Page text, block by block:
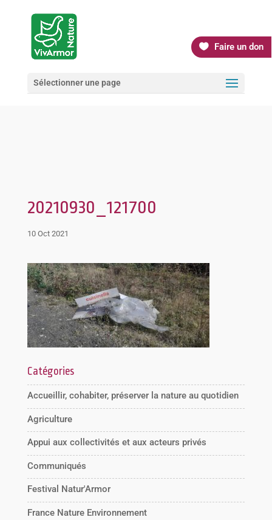
Faire un don
Sélectionner une page
20210930_121700
10 Oct 2021
Catégories
Accueillir, cohabiter, préserver la nature au quotidien
Agriculture
Appui aux collectivités et aux acteurs privés
Communiqués
Festival Natur'Armor
France Nature Environnement